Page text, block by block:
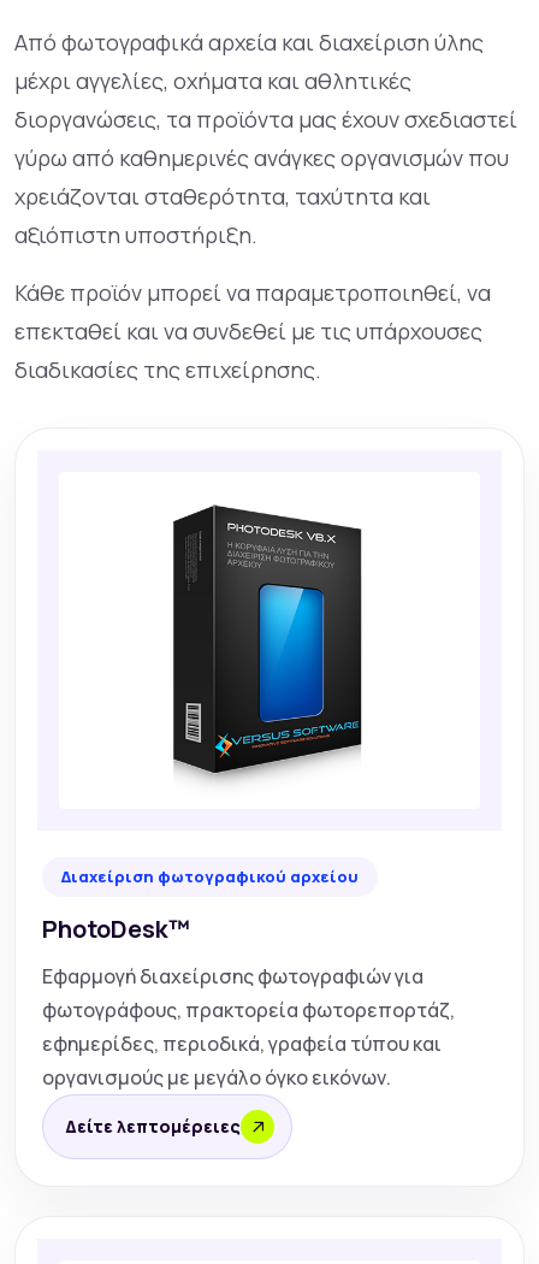
Από φωτογραφικά αρχεία και διαχείριση ύλης
μέχρι αγγελίες, οχήματα και αθλητικές
διοργανώσεις, τα προϊόντα μας έχουν σχεδιαστεί
γύρω από καθημερινές ανάγκες οργανισμών που
χρειάζονται σταθερότητα, ταχύτητα και
αξιόπιστη υποστήριξη.
Κάθε προϊόν μπορεί να παραμετροποιηθεί, να
επεκταθεί και να συνδεθεί με τις υπάρχουσες
διαδικασίες της επιχείρησης.
Διαχείριση φωτογραφικού αρχείου
PhotoDesk™
Εφαρμογή διαχείρισης φωτογραφιών για
φωτογράφους, πρακτορεία φωτορεπορτάζ,
εφημερίδες, περιοδικά, γραφεία τύπου και
οργανισμούς με μεγάλο όγκο εικόνων.
Δείτε λεπτομέρειες